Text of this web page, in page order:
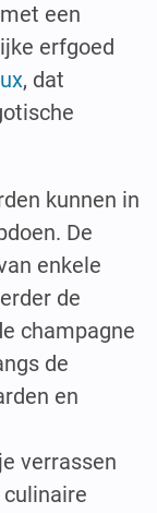
een
erfgoed
, dat
kunnen in
De
enkele
de
champagne
de
en
verrassen